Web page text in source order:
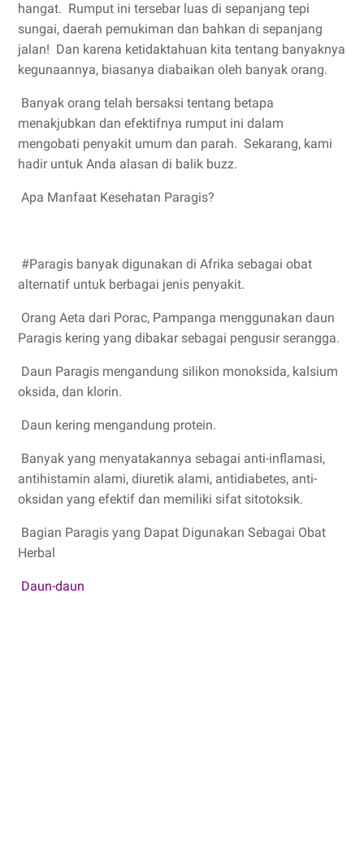
hangat. Rumput ini tersebar luas di sepanjang tepi
sungai, daerah pemukiman dan bahkan di sepanjang
jalan! Dan karena ketidaktahuan kita tentang banyaknya
kegunaannya, biasanya diabaikan oleh banyak orang.
Banyak orang telah bersaksi tentang betapa
menakjubkan dan efektifnya rumput ini dalam
mengobati penyakit umum dan parah. Sekarang, kami
hadir untuk Anda alasan di balik buzz.
Apa Manfaat Kesehatan Paragis?
#Paragis banyak digunakan di Afrika sebagai obat
alternatif untuk berbagai jenis penyakit.
Orang Aeta dari Porac, Pampanga menggunakan daun
Paragis kering yang dibakar sebagai pengusir serangga.
Daun Paragis mengandung silikon monoksida, kalsium
oksida, dan klorin.
Daun kering mengandung protein.
Banyak yang menyatakannya sebagai anti-inflamasi,
antihistamin alami, diuretik alami, antidiabetes, anti-
oksidan yang efektif dan memiliki sifat sitotoksik.
Bagian Paragis yang Dapat Digunakan Sebagai Obat
Herbal
Daun-daun